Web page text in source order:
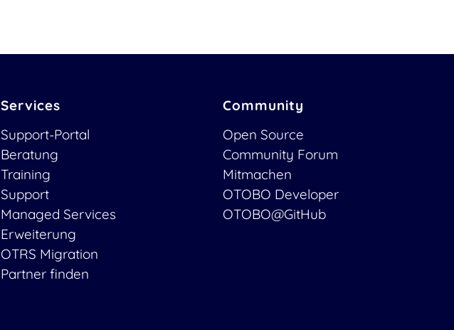
Services
Support-Portal
Beratung
Training
Support
Managed Services
Erweiterung
OTRS Migration
Partner finden
Community
Open Source
Community Forum
Mitmachen
OTOBO Developer
OTOBO@GitHub